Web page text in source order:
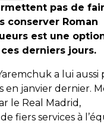
pas de
conserver Roman
est une
derniers jours.
a lui aussi
en janvier dernier.
le Real Madrid,
fiers services à